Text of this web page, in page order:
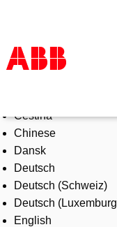
Products &
Industries
Services
About us
Where to buy
Contact us
Careers
Čeština
Chinese
Dansk
Deutsch
Deutsch (Schweiz)
Deutsch
English